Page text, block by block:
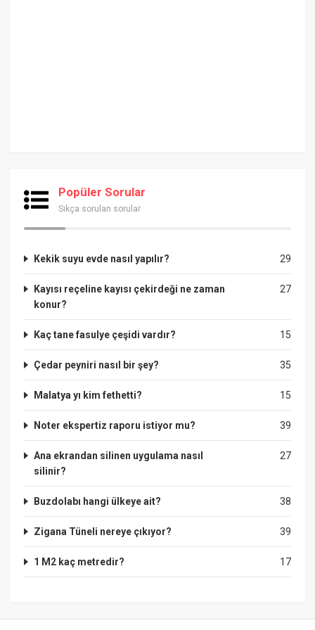
Popüler Sorular
Sıkça sorulan sorular
29
Kekik suyu evde nasıl yapılır?
27
Kayısı reçeline kayısı çekirdeği ne zaman
konur?
15
Kaç tane fasulye çeşidi vardır?
35
Çedar peyniri nasıl bir şey?
15
Malatya yı kim fethetti?
39
Noter ekspertiz raporu istiyor mu?
27
Ana ekrandan silinen uygulama nasıl
silinir?
38
Buzdolabı hangi ülkeye ait?
39
Zigana Tüneli nereye çıkıyor?
17
1 M2 kaç metredir?